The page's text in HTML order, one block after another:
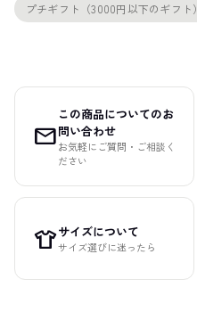
プチギフト（3000円以下のギフト）
mail
この商品についてのお
問い合わせ
お気軽にご質問・ご相談く
ださい
apparelサイズについて
サイズ選びに迷ったら